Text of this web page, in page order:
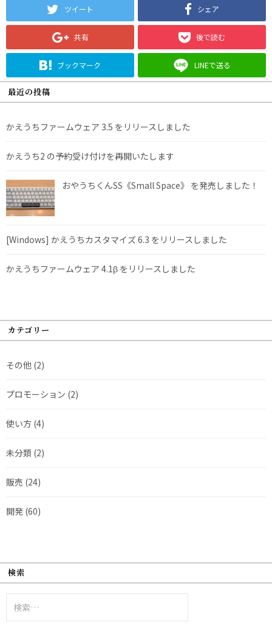
ツイート シェア
共有 後で読む
ブックマーク LINEで送る
最近の投稿
かえうちファームウェア 3.5 をリリースしました
かえうち2 の予約受け付けを再開いたします
おやうちくんSS《Small Space》 を発売しました！
[Windows] かえうちカスタマイズ 6.3 をリリースしました
かえうちファームウェア 4.1β をリリースしました
カテゴリー
その他 (2)
プロモーション (2)
使い方 (4)
未分類 (2)
販売 (24)
開発 (60)
検索
索: